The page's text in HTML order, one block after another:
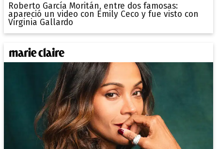
Roberto García Moritán, entre dos famosas:
apareció un video con Emily Ceco y fue visto con
Virginia Gallardo